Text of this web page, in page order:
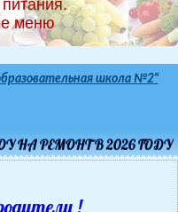
меню
школа №2"
НА РЕМОНТ В 2026 ГОДУ
!